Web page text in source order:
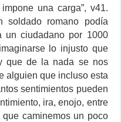
una carga”, v41.
romano podía
un ciudadano por 1000
lo injusto que
que de la nada se nos
alguien que incluso esta
sentimientos pueden
ira, enojo, entre
caminemos un poco